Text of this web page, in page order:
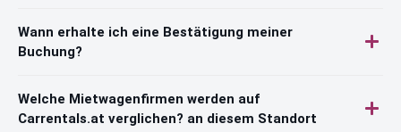
Wann erhalte ich eine Bestätigung meiner
Buchung?
Welche Mietwagenfirmen werden auf
Carrentals.at verglichen? an diesem Standort